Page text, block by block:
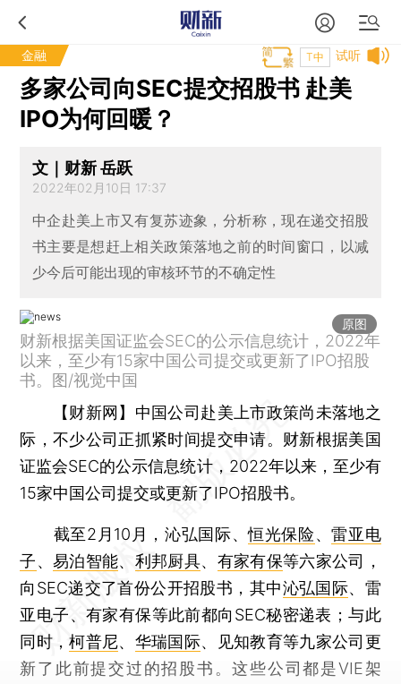
金融 试听
T中
多家公司向SEC提交招股书 赴美
IPO为何回暖？
文｜财新 岳跃
2022年02月10日 17:37
中企赴美上市又有复苏迹象，分析称，现在递交招股
书主要是想赶上相关政策落地之前的时间窗口，以减
少今后可能出现的审核环节的不确定性
原图
财新根据美国证监会SEC的公示信息统计，2022年
以来，至少有15家中国公司提交或更新了IPO招股
书。图/视觉中国
【财新网】 中国公司赴美上市政策尚未落地之
际，不少公司正抓紧时间提交申请。财新根据美国
证监会SEC的公示信息统计，2022年以来，至少有
15家中国公司提交或更新了IPO招股书。
截至2月10月，沁弘国际、恒光保险、雷亚电
子、易泊智能、 利邦厨具、 有家有保等六家公司，
向SEC递交了首份公开招股书，其中沁弘国际、雷
亚电子、有家有保等此前都向SEC秘密递表；与此
同时，柯普尼、 华瑞国际、见知教育等九家公司更
新了此前提交过的招股书。这些公司都是VIE架